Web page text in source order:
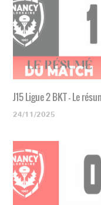
J15 Ligue 2 BKT - Le
24/11/2025